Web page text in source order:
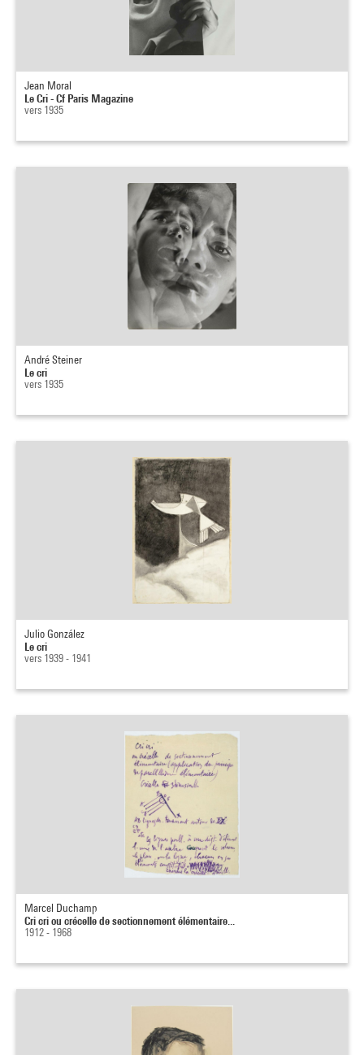
Jean Moral
Le Cri - Cf Paris Magazine
vers 1935
André Steiner
Le cri
vers 1935
Julio González
Le cri
vers 1939 - 1941
Marcel Duchamp
Cri cri ou crécelle de sectionnement élémentaire...
1912 - 1968